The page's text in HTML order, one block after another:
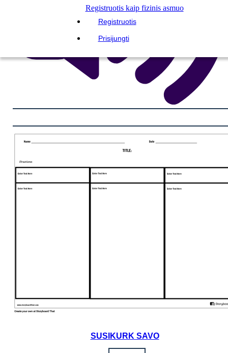
Registruotis kaip fizinis asmuo
Registruotis
Prisijungti
SUSIKURK SAVO